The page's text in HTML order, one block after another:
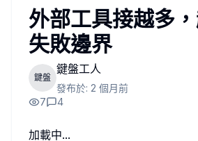
所以我現在反而會先看 4 個東西。
第一，failure boundary有沒有切清
第二，權限邊界有沒有收斂。讀 email
第三， observability有沒有到位。至
第四， fallback是不是真的能用。不要
我現在帶 team 做這種東西，通常會先
所以結論很直接。新手如果只顧著把
外部工具接越多
失敗邊界
鍵盤
鍵盤工人
發布於: 2 個月前
7
4
加載中...